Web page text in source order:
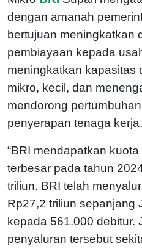
dengan amanah
bertujuan meningkatkan
pembiayaan kepada
meningkatkan kapasitas
mikro, kecil, dan
mendorong
penyerapan tenaga kerja.
“BRI mendapatkan kuota
terbesar pada tahun
triliun. BRI telah
Rp27,2 triliun sepanjang
kepada 561.000 debitur.
penyaluran tersebut